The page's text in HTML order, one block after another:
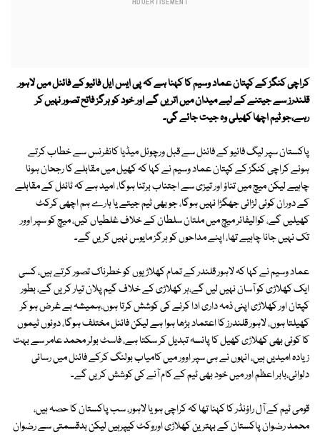
کراچی کنگزکےکپتان عماد وسیمکا کہنا ہے کہپی ایس ایل فائیو کے فائنل میں لاہور
قلندرز سے جیتنے کے لیے میدان میں اتریں گے اور خود کو ہرگز فاتح تصور نہیں کر
رہے،جو ٹیم اچھا کھیلی وہ جیت جائے گی۔
پاکستان سپر لیگ فائیو کے فائنل سے قبل ورچوئل میڈیا کانفرنس سے خطاب کرتے
ہوئے کراچی کنگز کے کپتان عماد وسیم نے کہا کہ کھیل میں مقابلے کا رجحان ہونا
چاہیے لیکن میچ میں تناؤ اور تیزی سے اجتناب برتنا ہوگا، امید ہے کہ ٹائٹل کے مقابلے
کے دوران کوئی لڑائی جھگڑا نہیں ہوگا، جو بھی ٹیم جیتے یا ہارے ہم اچھی کرکٹ
کھیلیں گے، کوالیفائر میچ میں ملتان سلطان کے خلاف غلطیاں کیں، میچ کو سپر اوور
تک نہیں جانا چاہیے تھا، اپنے مداحوں کو ہرگز مایوس نہیں کریں گے۔
عماد وسیم نے کہا کہ لاہور قلندر کے تمام کھلاڑیوں کو خطرناک تصور کرتے ہیں، کسی
ایک کھلاڑی کو آسان نہیں لیں گے،ہر کھلاڑی کے خلاف گیم پلان تیار کریں گے، بطور
کپتان اور کھلاڑی اپنی ذمہ داری ادا کرنے کی کوشش کرتا ہوں،ہمیشہ بے غرض ہو کر
کھیلتا ہوں، لاہور قلندرز کا اعتماد بڑھا ہوا ہے لیکن فائنل مختلف ہوگا، دونوں ٹیموں
کا کوئی بھی کھلاڑی کھیل کا پانسہ تبدیل کر سکتا ہے، فاسٹ بولر محمد عامر سے بہت
زیادہ امیدیں ہیں، انہوں نے ہی سپر اوور میں کامیاب بولنگ کرکے فائنل میں رسائی
دلوائی،بابر اعظم اور میں خود بھی ٹیم کے کام آنے کی کوشش کریں گے۔
قومی ٹیم کے آل راؤنڈر کا کہنا تھا کہ کراچی ہو یا لاہور، سب پاکستان کا حصہ ہیں،
محمد رضوان پاکستان کے بہترین کھلاڑی اوروکٹ کیپرہیں لیکن بدقسمتی سے رضوان